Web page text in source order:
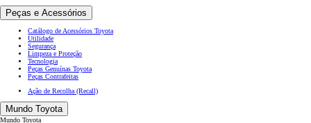
Peças e Acessórios
Catálogo de Acessórios Toyota
Utilidade
Segurança
Limpeza e Proteção
Tecnologia
Peças Genuínas Toyota
Peças Contrafeitas
Ação de Recolha (Recall)
Mundo Toyota
Mundo Toyota